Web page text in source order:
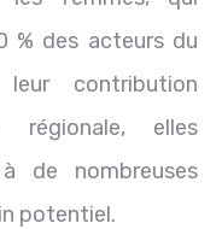
% des acteurs du
contribution
régionale, elles
de nombreuses
potentiel.